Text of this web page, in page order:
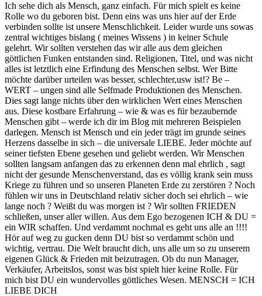
Ich sehe dich als Mensch, ganz einfach. Für mich spielt es keine
Rolle wo du geboren bist. Denn eins was uns hier auf der Erde
verbinden sollte ist unsere Menschlichkeit. Leider wurde uns sowas
zentral wichtiges bislang ( meines Wissens ) in keiner Schule
gelehrt. Wir sollten verstehen das wir alle aus dem gleichen
göttlichen Funken entstanden sind. Religionen, Titel, und was nicht
alles ist letztlich eine Erfindung des Menschen selbst. Wer Bitte
möchte darüber urteilen was besser, schlechter,usw ist!? Be –
WERT – ungen sind alle Selfmade Produktionen des Menschen.
Dies sagt lange nichts über den wirklichen Wert eines Menschen
aus. Diese kostbare Erfahrung – wie & was es für bezaubernde
Menschen gibt – werde ich dir im Blog mit mehreren Beispielen
darlegen. Mensch ist Mensch und ein jeder trägt im grunde seines
Herzens dasselbe in sich – die universale LIEBE. Jeder möchte auf
seiner tiefsten Ebene gesehen und geliebt werden. Wir Menschen
sollten langsam anfangen das zu erkennen denn mal ehrlich , sagt
nicht der gesunde Menschenverstand, das es völlig krank sein muss
Kriege zu führen und so unseren Planeten Erde zu zerstören ? Noch
fühlen wir uns in Deutschland relativ sicher doch sei ehrlich – wie
lange noch ? Weißt du was morgen ist ? Wir sollten FRIEDEN
schließen, unser aller willen. Aus dem Ego bezogenen ICH & DU =
ein WIR schaffen. Und verdammt nochmal es geht uns alle an !!!!
Hör auf weg zu gucken denn DU bist so verdammt schön und
wichtig, vertrau. Die Welt braucht dich, uns alle um so zu unserem
eigenen Glück & Frieden mit beizutragen. Ob du nun Manager,
Verkäufer, Arbeitslos, sonst was bist spielt hier keine Rolle. Für
mich bist DU ein wundervolles göttliches Wesen. MENSCH = ICH
LIEBE DICH